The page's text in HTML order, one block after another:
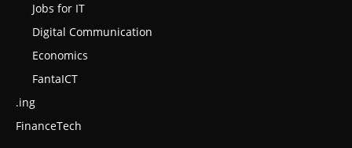
Jobs for IT
Digital Communication
Economics
FantaICT
.ing
FinanceTech